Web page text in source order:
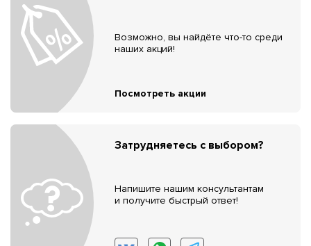
Возможно, вы найдёте что-то среди
наших акций!
Посмотреть акции
Затрудняетесь с выбором?
Напишите нашим консультантам
и получите быстрый ответ!